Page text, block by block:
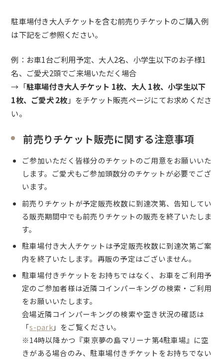
駐車場付き大人チケットを含む前売りチケットのご購入例
は下記をご参照ください。
例：お車1台ご利用予定、大人2名、小学生以下のお子様1
名、ご愛犬2頭でご来場いただく場合
→「駐車場付き大人チケット 1枚、大人 1枚、小学生以下
1枚、ご愛犬 2枚 」をチケット販売ページにてお求めくださ
い。
前売りチケット販売に関する注意事項
ご参加いただく皆様分のチケットのご用意をお願いいた
します。 ご愛犬もご参加頭数分のチケットが必要でござ
います。
前売りチケットが予定販売枚数に到達次第、告知してい
る販売期間中でも前売りチケットの販売を終了いたしま
す。
駐車場付き大人チケットは予定販売枚数に到達次第ご案
内を終了いたします。再販の予定はございません。
駐車場付きチケットをお持ちではなく、お車をご利用予
定のご参加者様は近隣コインパーキングの検索・ご利用
をお願いいたします。
会場近隣コインパーキングの検索や空き状況の確認は
「s-park」をご覧ください。
※14時以降かつ『東京夢の島マリーナ第4駐車場』に空
きがある場合のみ、駐車場付きチケットをお持ちでない